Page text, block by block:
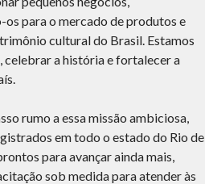
para o mercado de produtos e
cultural do Brasil. Estamos
celebrar a história e fortalecer a
rumo a essa missão ambiciosa,
em todo o estado do Rio de
para avançar ainda mais,
sob medida para atender às